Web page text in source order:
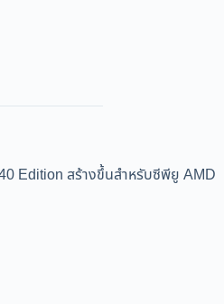
Edition สร้างขึ้นสำหรับซีพียู AMD